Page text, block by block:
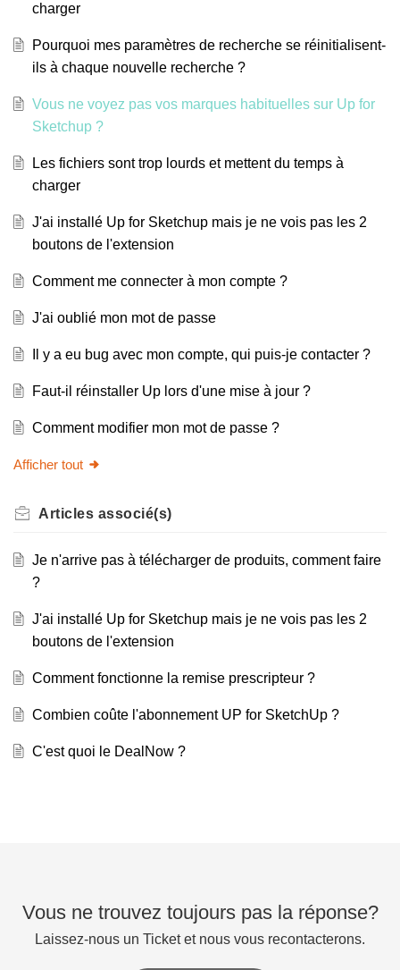
charger
Pourquoi mes paramètres de recherche se réinitialisent-
ils à chaque nouvelle recherche ?
Vous ne voyez pas vos marques habituelles sur Up for
Sketchup ?
Les fichiers sont trop lourds et mettent du temps à
charger
J'ai installé Up for Sketchup mais je ne vois pas les 2
boutons de l'extension
Comment me connecter à mon compte ?
J'ai oublié mon mot de passe
Il y a eu bug avec mon compte, qui puis-je contacter ?
Faut-il réinstaller Up lors d'une mise à jour ?
Comment modifier mon mot de passe ?
Afficher tout
Articles associé(s)
Je n'arrive pas à télécharger de produits, comment faire
?
J'ai installé Up for Sketchup mais je ne vois pas les 2
boutons de l'extension
Comment fonctionne la remise prescripteur ?
Combien coûte l'abonnement UP for SketchUp ?
C'est quoi le DealNow ?
Vous ne trouvez toujours pas la réponse?
Laissez-nous un Ticket et nous vous recontacterons.